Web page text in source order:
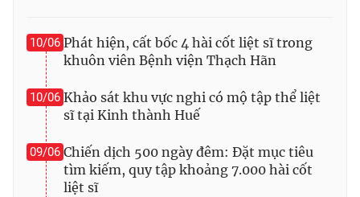
10/06 Phát hiện, cất bốc 4 hài cốt liệt sĩ trong
khuôn viên Bệnh viện Thạch Hãn
10/06 Khảo sát khu vực nghi có mộ tập thể liệt
sĩ tại Kinh thành Huế
09/06 Chiến dịch 500 ngày đêm: Đặt mục tiêu
tìm kiếm, quy tập khoảng 7.000 hài cốt
liệt sĩ